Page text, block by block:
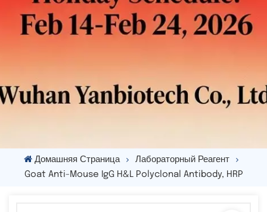
Домашняя Страница
Лабораторный Реагент
Goat Anti-Mouse IgG H&L Polyclonal Antibody, HRP